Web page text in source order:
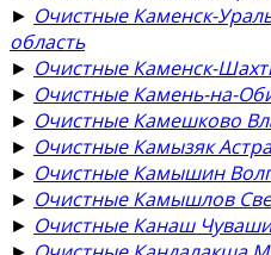
► Очистные Каменск-
область
► Очистные Каменск-
► Очистные Камень-на-
► Очистные Камешково
► Очистные Камызяк
► Очистные Камышин
► Очистные Камышлов
► Очистные Канаш